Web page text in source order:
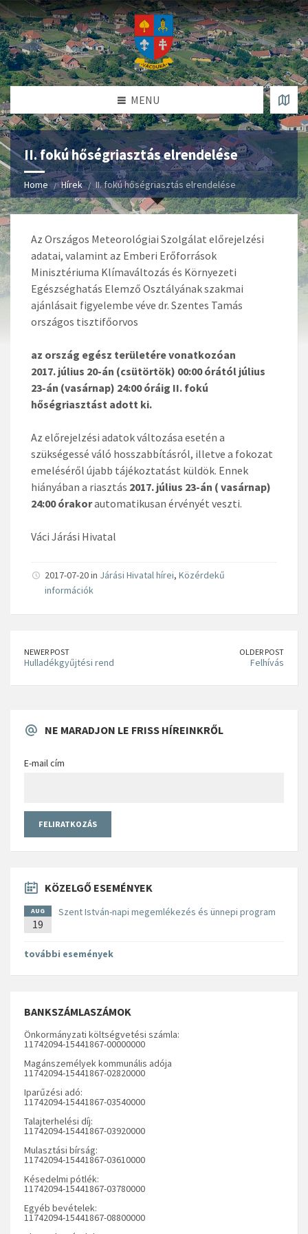
MENU
II. fokú hőségriasztás elrendelése
Home Hírek II. fokú hőségriasztás elrendelése
Az Országos Meteorológiai Szolgálat előrejelzési
adatai, valamint az Emberi Erőforrások
Minisztériuma Klímaváltozás és Környezeti
Egészséghatás Elemző Osztályának szakmai
ajánlásait figyelembe véve dr. Szentes Tamás
országos tisztifőorvos
az ország egész területére vonatkozóan
2017. július 20-án (csütörtök) 00:00 órától július
23-án (vasárnap) 24:00 óráig II. fokú
hőségriasztást adott ki.
Az előrejelzési adatok változása esetén a
szükségessé váló hosszabbításról, illetve a fokozat
emeléséről újabb tájékoztatást küldök. Ennek
hiányában a riasztás 2017. július 23-án ( vasárnap)
24:00 órakorautomatikusan érvényét veszti.
Váci Járási Hivatal
2017-07-20 in Járási Hivatal hírei, Közérdekű
információk
NEWER POST
Hulladékgyűjtési rend
OLDER POST
Felhívás
NE MARADJON LE FRISS HÍREINKRŐL
E-mail cím
KÖZELGŐ ESEMÉNYEK
AUG
19
Szent István-napi megemlékezés és ünnepi program
további események
BANKSZÁMLASZÁMOK
Önkormányzati költségvetési számla:
11742094-15441867-00000000
Magánszemélyek kommunális adója
11742094-15441867-02820000
Iparűzési adó:
11742094-15441867-03540000
Talajterhelési díj:
11742094-15441867-03920000
Mulasztási bírság:
11742094-15441867-03610000
Késedelmi pótlék:
11742094-15441867-03780000
Egyéb bevételek:
11742094-15441867-08800000